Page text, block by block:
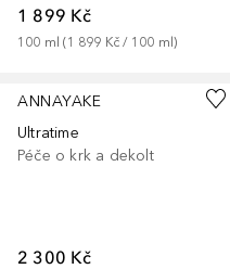
1 899 Kč
100 ml (1 899 Kč / 100 ml)
ANNAYAKE
Ultratime
Péče o krk a dekolt
2 300 Kč